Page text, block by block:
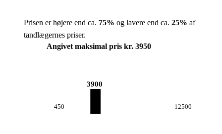
Prisen er højere end ca. 75% og lavere end ca. 25% af
tandlægernes priser.
Angivet maksimal pris kr. 3950
450
3900
12500